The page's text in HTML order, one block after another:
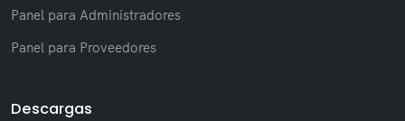
Panel para Administradores
Panel para Proveedores
Descargas